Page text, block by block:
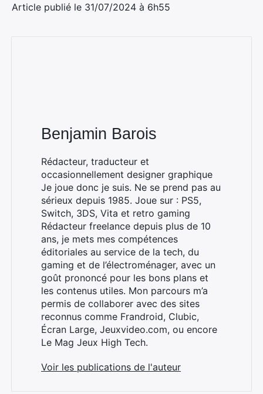
Article publié le 31/07/2024 à 6h55
Benjamin Barois
Rédacteur, traducteur et
occasionnellement designer graphique
Je joue donc je suis. Ne se prend pas au
sérieux depuis 1985. Joue sur : PS5,
Switch, 3DS, Vita et retro gaming
Rédacteur freelance depuis plus de 10
ans, je mets mes compétences
éditoriales au service de la tech, du
gaming et de l’électroménager, avec un
goût prononcé pour les bons plans et
les contenus utiles. Mon parcours m’a
permis de collaborer avec des sites
reconnus comme Frandroid, Clubic,
Écran Large, Jeuxvideo.com, ou encore
Le Mag Jeux High Tech.
Voir les publications de l'auteur